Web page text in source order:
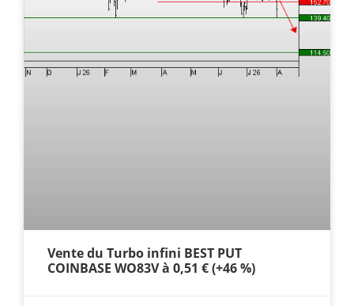
Vente du Turbo infini BEST PUT
COINBASE WO83V à 0,51 € (+46 %)